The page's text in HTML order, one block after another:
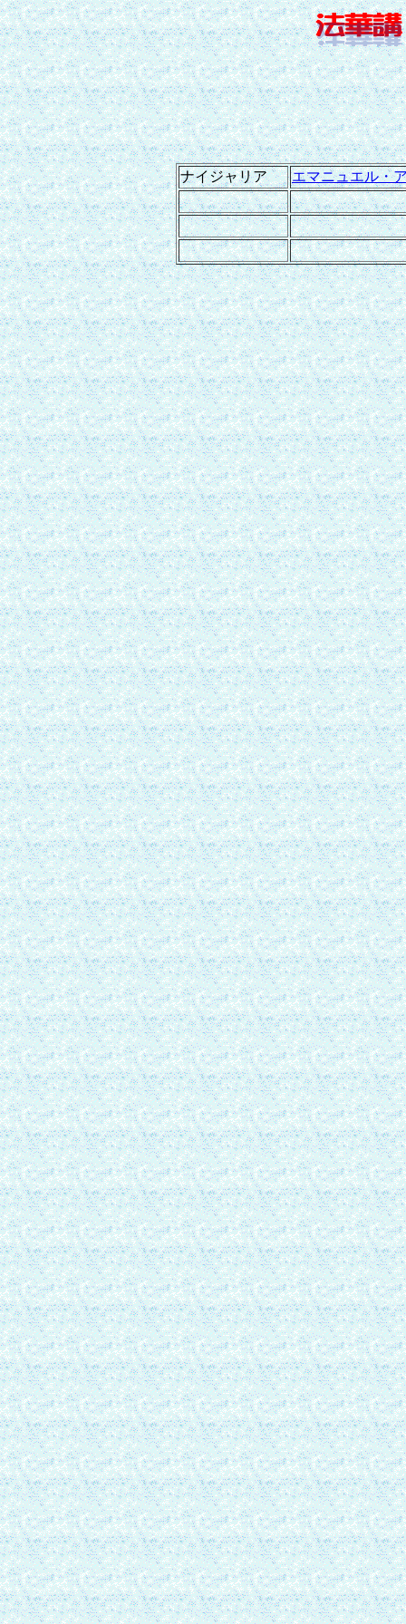
ナイジャリア エマニュエル・